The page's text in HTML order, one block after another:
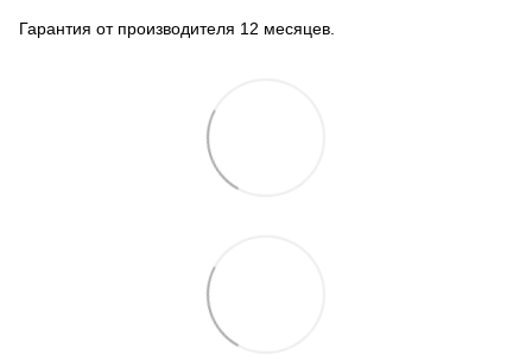
Гарантия от производителя 12 месяцев.